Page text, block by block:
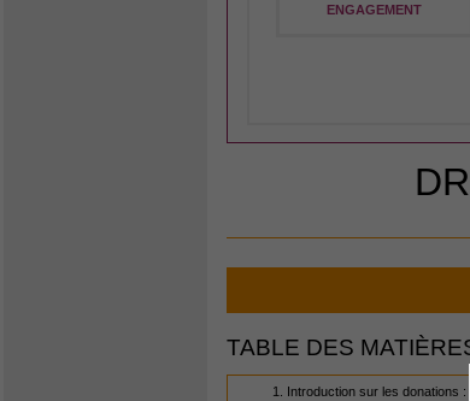
ENGAGEMENT
TABLE DES
1. Introduction sur les donations :